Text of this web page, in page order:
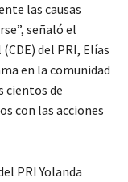
las causas
señaló el
del PRI, Elías
en la comunidad
cientos de
con las acciones
PRI Yolanda